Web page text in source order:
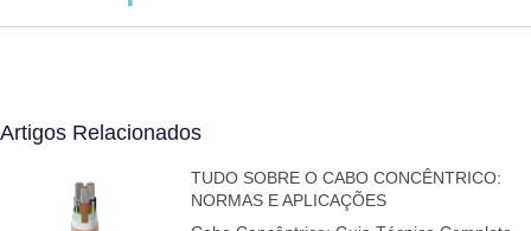
Artigos Relacionados
TUDO SOBRE O CABO CONCÊNTRICO:
NORMAS E APLICAÇÕES